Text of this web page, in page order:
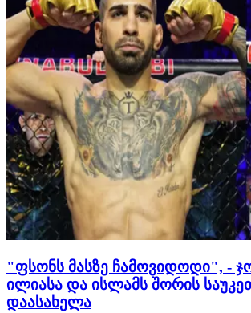
"ფსონს მასზე ჩამოვიდოდი", -
ილიასა და ისლამს შორის
დაასახელა